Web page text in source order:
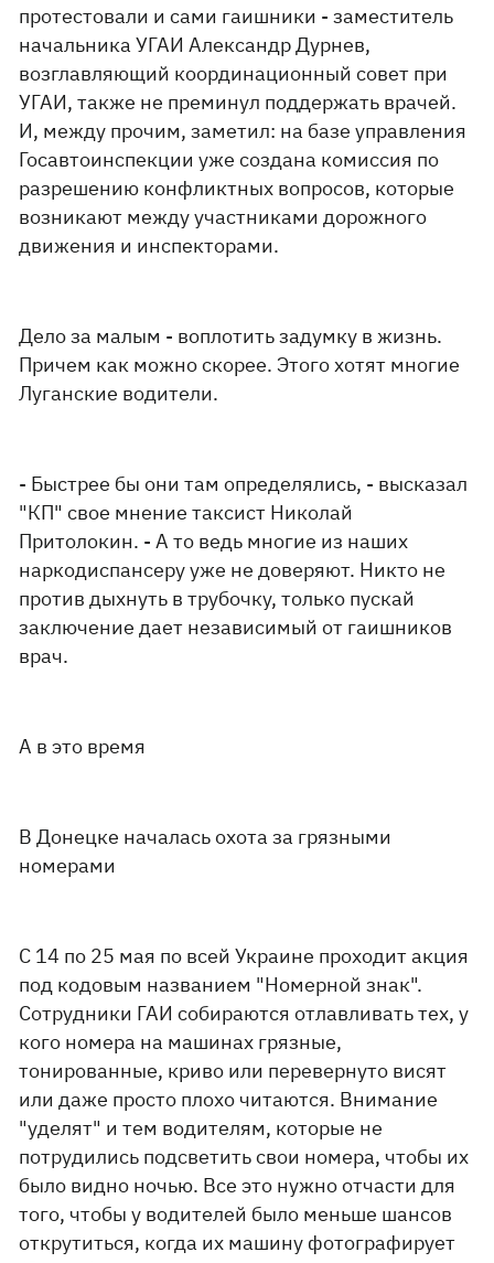
протестовали и сами гаишники - заместитель
начальника УГАИ Александр Дурнев,
возглавляющий координационный совет при
УГАИ, также не преминул поддержать врачей.
И, между прочим, заметил: на базе управления
Госавтоинспекции уже создана комиссия по
разрешению конфликтных вопросов, которые
возникают между участниками дорожного
движения и инспекторами.
Дело за малым - воплотить задумку в жизнь.
Причем как можно скорее. Этого хотят многие
Луганские водители.
- Быстрее бы они там определялись, - высказал
"КП" свое мнение таксист Николай
Притолокин. - А то ведь многие из наших
наркодиспансеру уже не доверяют. Никто не
против дыхнуть в трубочку, только пускай
заключение дает независимый от гаишников
врач.
А в это время
В Донецке началась охота за грязными
номерами
С 14 по 25 мая по всей Украине проходит акция
под кодовым названием "Номерной знак".
Сотрудники ГАИ собираются отлавливать тех, у
кого номера на машинах грязные,
тонированные, криво или перевернуто висят
или даже просто плохо читаются. Внимание
"уделят" и тем водителям, которые не
потрудились подсветить свои номера, чтобы их
было видно ночью. Все это нужно отчасти для
того, чтобы у водителей было меньше шансов
открутиться, когда их машину фотографирует